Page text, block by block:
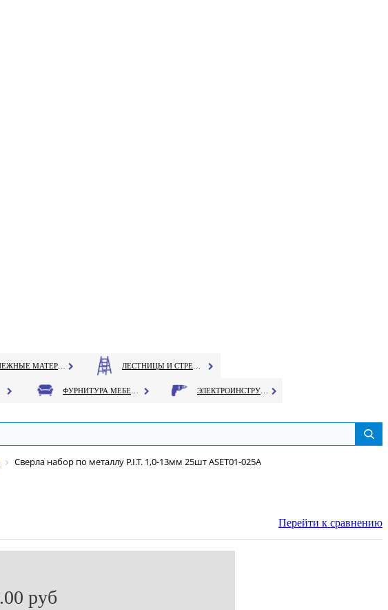
Сверла набор по металлу P.I.T. 1,0-13мм 25шт ASET01-025A
Перейти к сравнению
руб